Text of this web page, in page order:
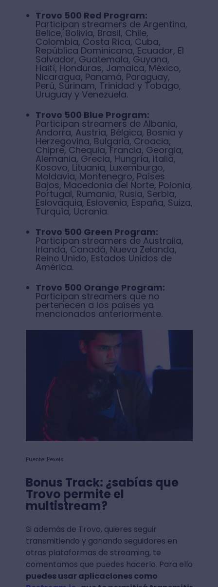
Trovo 500 Red Program:
Participan streamers de Argentina,
Belice, Bolivia, Brasil, Chile,
Colombia, Costa Rica, Cuba,
República Dominicana, Ecuador, El
Salvador, Guatemala, Guyana,
Haití, Honduras, Jamaica, México,
Nicaragua, Panamá, Paraguay,
Perú, Surinam, Trinidad y Tobago,
Uruguay y Venezuela.
Trovo 500 Blue Program:
Participan streamers de Albania,
Andorra, Austria, Bélgica, Bosnia y
Herzegovina, Bulgaria, Croacia,
Chipre, Chequia, Francia, Georgia,
Alemania, Grecia, Hungría, Italia,
Kosovo, Lituania, Luxemburgo,
Moldavia, Montenegro, Países
Bajos, Macedonia del Norte, Polonia,
Portugal, Rumania, Rusia, Serbia,
Eslovaquia, Eslovenia, España, Suiza,
Turquía, Ucrania.
Trovo 500 Green Program:
Participan streamers de Australia,
Irlanda, Canadá, Nueva Zelanda,
Reino Unido, Estados Unidos de
América.
Trovo 500 Orange Program:
Participan streamers que no
pertenecen a los países ya
mencionados anteriormente.
Fuente: Pexels
Bonus Track: ¿sabías que
Trovo permite el
multistream?
Si además de Trovo, quieres seguir
transmitiendo y ganando seguidores en
otras plataformas de streaming, te
comentamos que puedes hacerlo. Para ello
puedes usar aplicaciones como